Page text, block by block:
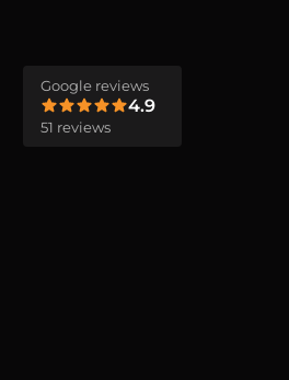
Google reviews
4.9
51 reviews